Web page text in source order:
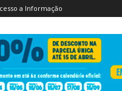
a Informação